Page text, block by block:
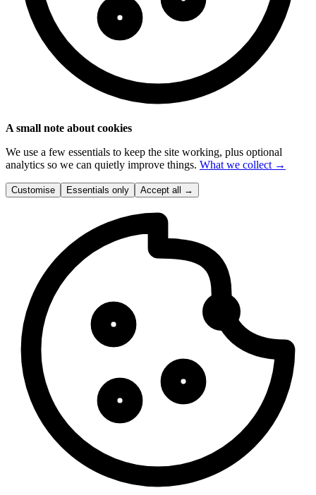
A small note about cookies
We use a few essentials to keep the site working, plus optional
analytics so we can quietly improve things. What we collect →
Customise Essentials only Accept all →